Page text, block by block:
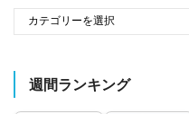
週間ランキング